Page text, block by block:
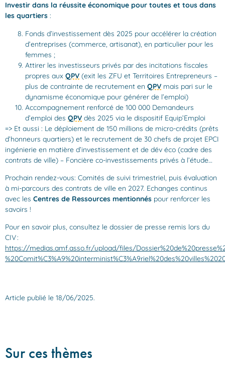
Investir dans la réussite économique pour toutes et tous dans
les quartiers :
Fonds d’investissement dès 2025 pour accélérer la création
d’entreprises (commerce, artisanat), en particulier pour les
femmes ;
Attirer les investisseurs privés par des incitations fiscales
propres aux QPV (exit les ZFU et Territoires Entrepreneurs –
plus de contrainte de recrutement en QPV mais pari sur le
dynamisme économique pour générer de l’emploi)
Accompagnement renforcé de 100 000 Demandeurs
d’emploi des QPV dès 2025 via le dispositif Equip’Emploi
=> Et aussi : Le déploiement de 150 millions de micro-crédits (prêts
d’honneurs quartiers) et le recrutement de 30 chefs de projet EPCI
ingénierie en matière d’investissement et de dév éco (cadre des
contrats de ville) – Foncière co-investissements privés à l’étude…
Prochain rendez-vous: Comités de suivi trimestriel, puis évaluation
à mi-parcours des contrats de ville en 2027. Echanges continus
avec les Centres de Ressources mentionnés pour renforcer les
savoirs !
Pour en savoir plus, consultez le dossier de presse remis lors du
CIV :
https://medias.amf.asso.fr/upload/files/
Article publié le 18/06/2025.
Sur ces thèmes